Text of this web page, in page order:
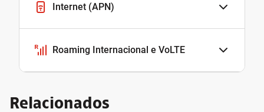
Internet (APN)
Roaming Internacional e VoLTE
Relacionados